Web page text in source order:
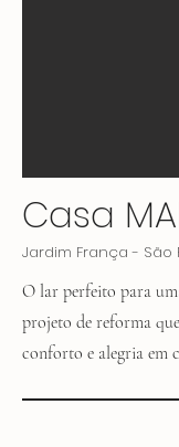
Casa
Jardim França - São
O lar perfeito para
projeto de reforma
conforto e alegria em